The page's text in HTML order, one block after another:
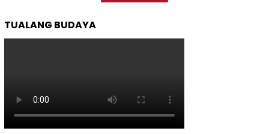
TUALANG BUDAYA